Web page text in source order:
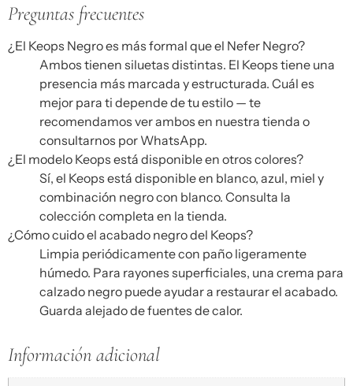
Preguntas frecuentes
¿El Keops Negro es más formal que el Nefer Negro?
Ambos tienen siluetas distintas. El Keops tiene una
presencia más marcada y estructurada. Cuál es
mejor para ti depende de tu estilo — te
recomendamos ver ambos en nuestra tienda o
consultarnos por WhatsApp.
¿El modelo Keops está disponible en otros colores?
Sí, el Keops está disponible en blanco, azul, miel y
combinación negro con blanco. Consulta la
colección completa en la tienda.
¿Cómo cuido el acabado negro del Keops?
Limpia periódicamente con paño ligeramente
húmedo. Para rayones superficiales, una crema para
calzado negro puede ayudar a restaurar el acabado.
Guarda alejado de fuentes de calor.
Información adicional